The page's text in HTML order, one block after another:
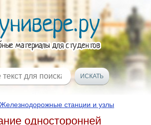
Железнодорожные станции и узлы
односторонней